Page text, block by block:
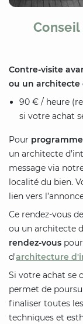
Contre-visite
ou un
90 € / heure
si votre achat
Pour
un architecte
message via
localité du bien.
lien vers
Ce rendez-vous
ou un architecte
rendez-vous
d'architecture
Si votre achat se
permet de
finaliser toutes
techniques et